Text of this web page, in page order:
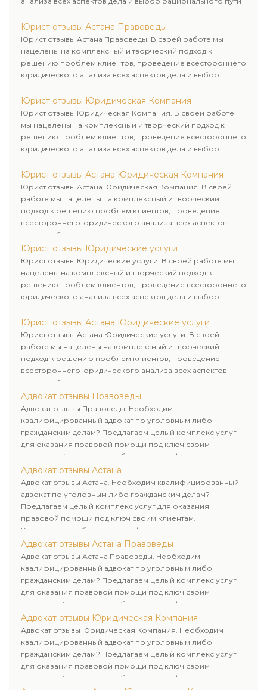
Юрист отзывы Астана Правоведы
Юрист отзывы Астана Правоведы. В своей работе мы
нацелены на комплексный и творческий подход к
решению проблем клиентов, проведение всестороннего
юридического анализа всех аспектов дела и выбор
Юрист отзывы Юридическая Компания
Юрист отзывы Юридическая Компания. В своей работе
мы нацелены на комплексный и творческий подход к
решению проблем клиентов, проведение всестороннего
юридического анализа всех аспектов дела и выбор
Юрист отзывы Астана Юридическая Компания
Юрист отзывы Астана Юридическая Компания. В своей
работе мы нацелены на комплексный и творческий
подход к решению проблем клиентов, проведение
всестороннего юридического анализа всех аспектов
дела и выбор рационального пути для его успешного
завершения.
Юрист отзывы Юридические услуги
Юрист отзывы Юридические услуги. В своей работе мы
нацелены на комплексный и творческий подход к
решению проблем клиентов, проведение всестороннего
юридического анализа всех аспектов дела и выбор
Юрист отзывы Астана Юридические услуги
Юрист отзывы Астана Юридические услуги. В своей
работе мы нацелены на комплексный и творческий
подход к решению проблем клиентов, проведение
всестороннего юридического анализа всех аспектов
дела и выбор рационального пути для его успешного
завершения.
Адвокат отзывы Правоведы
Адвокат отзывы Правоведы. Необходим
квалифицированный адвокат по уголовным либо
гражданским делам? Предлагаем целый комплекс услуг
для оказания правовой помощи под ключ своим
клиентам. Комплексное обслуживание физических и
юридических лиц. Индивидуальный подход к каждому
клиенту.
Адвокат отзывы Астана
Адвокат отзывы Астана. Необходим квалифицированный
адвокат по уголовным либо гражданским делам?
Предлагаем целый комплекс услуг для оказания
правовой помощи под ключ своим клиентам.
Комплексное обслуживание физических и юридических
лиц. Индивидуальный подход к каждому клиенту.
Адвокат отзывы Астана Правоведы
Адвокат отзывы Астана Правоведы. Необходим
квалифицированный адвокат по уголовным либо
гражданским делам? Предлагаем целый комплекс услуг
для оказания правовой помощи под ключ своим
клиентам. Комплексное обслуживание физических и
юридических лиц. Индивидуальный подход к каждому
клиенту.
Адвокат отзывы Юридическая Компания
Адвокат отзывы Юридическая Компания. Необходим
квалифицированный адвокат по уголовным либо
гражданским делам? Предлагаем целый комплекс услуг
для оказания правовой помощи под ключ своим
клиентам. Комплексное обслуживание физических и